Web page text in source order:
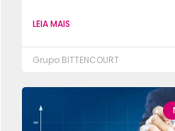
LEIA MAIS
Grupo BITTENCOURT